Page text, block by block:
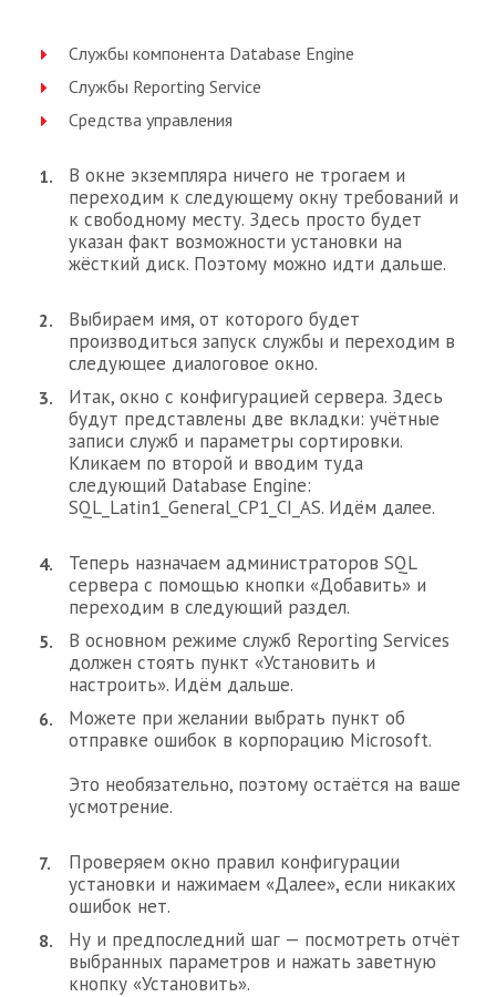
Службы компонента Database Engine
Службы Reporting Service
Средства управления
В окне экземпляра ничего не трогаем и
переходим к следующему окну требований и
к свободному месту. Здесь просто будет
указан факт возможности установки на
жёсткий диск. Поэтому можно идти дальше.
Выбираем имя, от которого будет
производиться запуск службы и переходим в
следующее диалоговое окно.
Итак, окно с конфигурацией сервера. Здесь
будут представлены две вкладки: учётные
записи служб и параметры сортировки.
Кликаем по второй и вводим туда
следующий Database Engine:
SQL_Latin1_General_CP1_CI_AS. Идём далее.
Теперь назначаем администраторов SQL
сервера с помощью кнопки «Добавить» и
переходим в следующий раздел.
В основном режиме служб Reporting Services
должен стоять пункт «Установить и
настроить». Идём дальше.
Можете при желании выбрать пункт об
отправке ошибок в корпорацию Microsoft.
Это необязательно, поэтому остаётся на ваше
усмотрение.
Проверяем окно правил конфигурации
установки и нажимаем «Далее», если никаких
ошибок нет.
Ну и предпоследний шаг — посмотреть отчёт
выбранных параметров и нажать заветную
кнопку «Установить».